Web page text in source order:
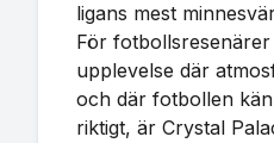
ligans mest
För
upplevelse där
och där fotbollen
riktigt, är Crystal